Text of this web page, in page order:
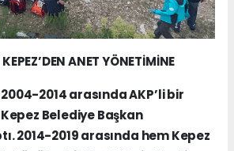
ANET YÖNETİMİNE
2014 arasında AKP’li bir
Belediye Başkan
2014-2019 arasında hem Kepez